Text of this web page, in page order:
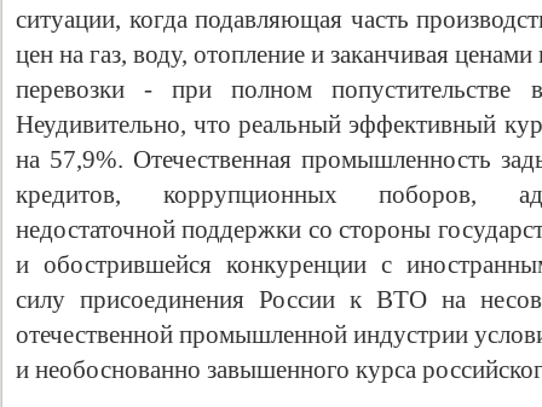
ситуации, когда подавляющая часть
цен на газ, воду, отопление и заканчивая
перевозки - при полном
Неудивительно, что реальный эффективный
на 57,9%. Отечественная промышленность
кредитов, коррупционных поборов,
недостаточной поддержки со стороны
и обострившейся конкуренции с
силу присоединения России к ВТО на
отечественной промышленной индустрии
и необоснованно завышенного курса